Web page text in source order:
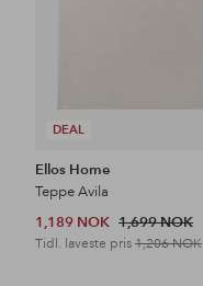
DEAL
Ellos Home
Teppe Avila
1,189 NOK 1,699 NOK
Tidl. laveste pris 1,206 NOK